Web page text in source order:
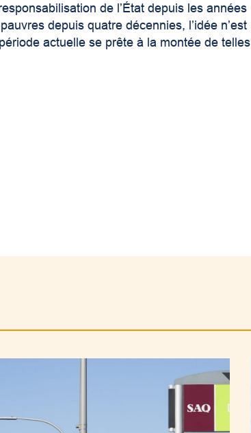
de l’État depuis les années
depuis quatre décennies, l’idée n’est
actuelle se prête à la montée de telles